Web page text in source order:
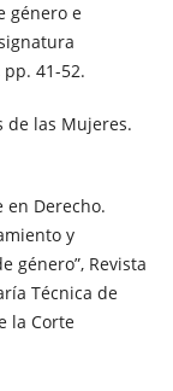
género e
41-52.
de las Mujeres.
en Derecho.
y
género”, Revista
Técnica de
la Corte